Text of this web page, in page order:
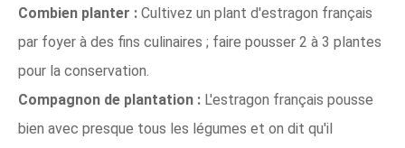
Combien planter : Cultivez un plant d'estragon français
par foyer à des fins culinaires ; faire pousser 2 à 3 plantes
pour la conservation.
Compagnon de plantation : L'estragon français pousse
bien avec presque tous les légumes et on dit qu'il